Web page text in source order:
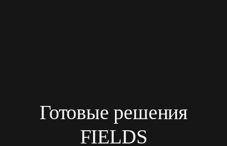
Готовые решения
FIELDS